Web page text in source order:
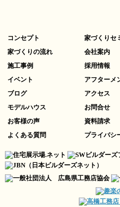
コンセプト
家づくりの流れ
施工事例
イベント
ブログ
モデルハウス
お客様の声
よくある質問
家づくりセ
会社案内
採用情報
アフターメ
アクセス
お問合せ
資料請求
プライバシ